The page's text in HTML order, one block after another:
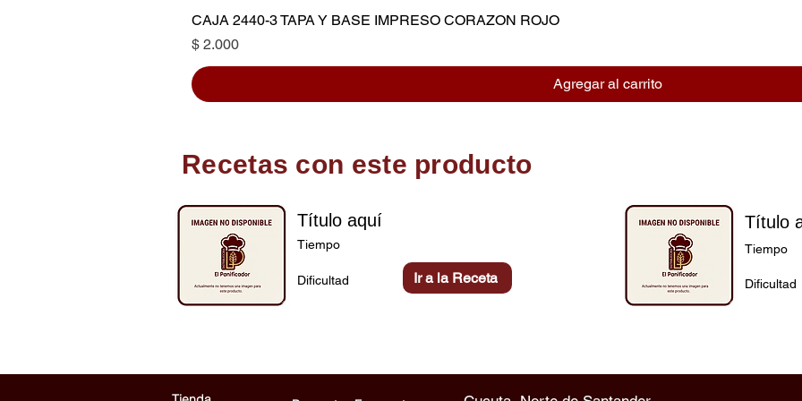
CAJA 2440-3 TAPA Y BASE IMPRESO CORAZON ROJO
Precio
$ 2.000
Agregar al carrito
Recetas con este producto
Título aquí
Tiempo
Ir a la Receta
Dificultad
Título
Tiempo
Dificultad